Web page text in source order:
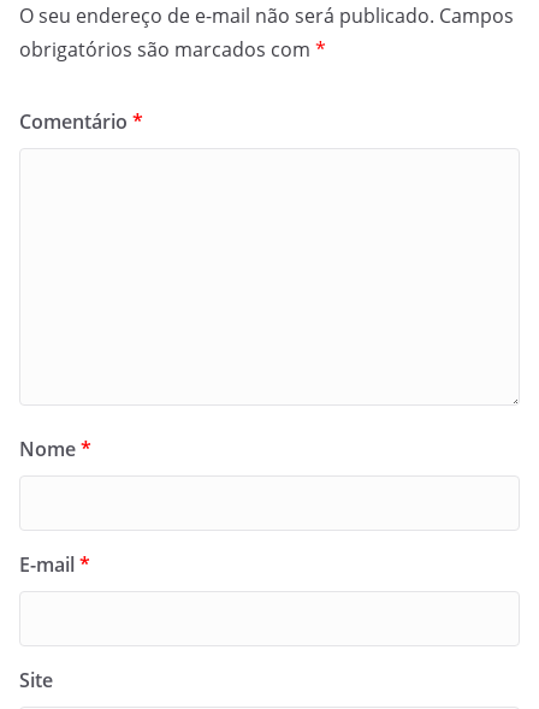
O seu endereço de e-mail não será publicado. Campos
obrigatórios são marcados com *
Comentário *
Nome*
E-mail*
Site